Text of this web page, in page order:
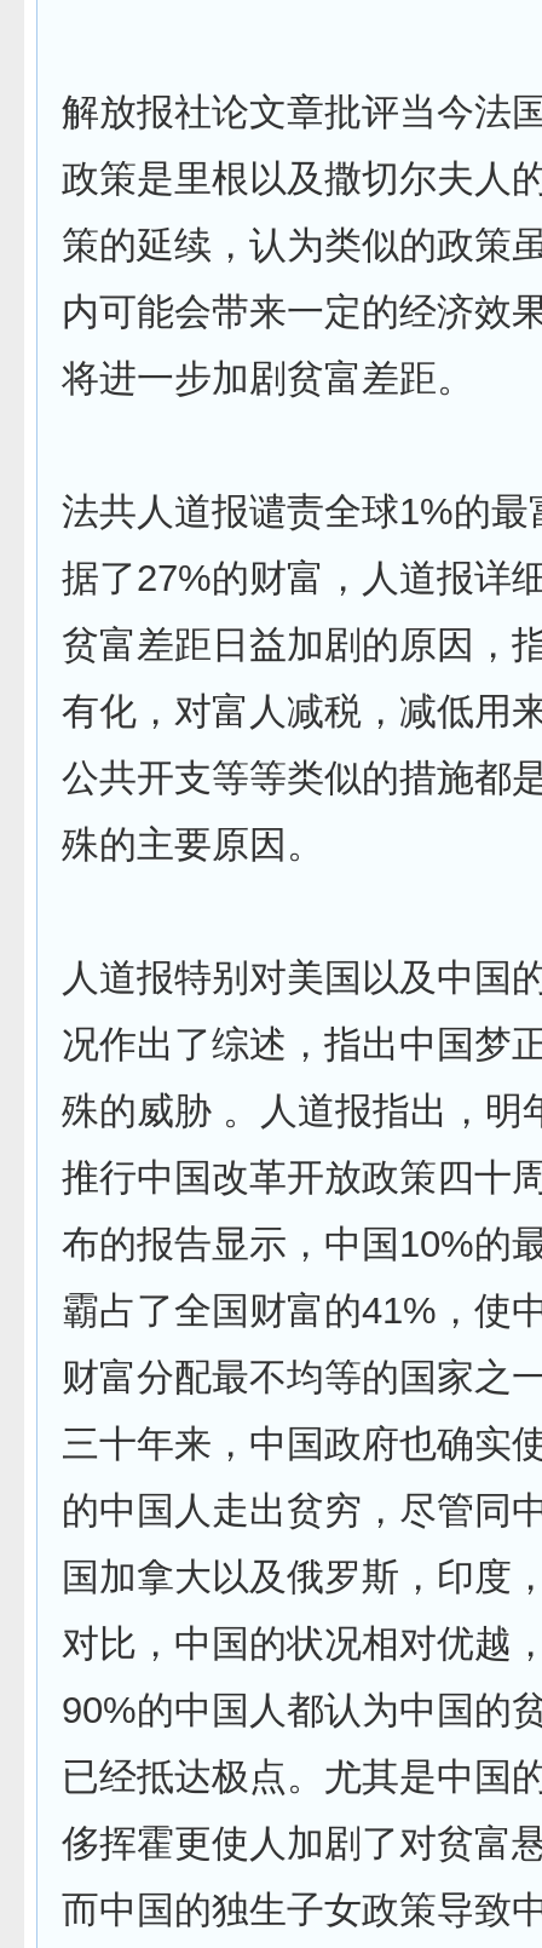
解放报社论文章批评当今法
政策是里根以及撒切尔夫人
策的延续，认为类似的政策
内可能会带来一定的经济效
将进一步加剧贫富差距。
法共人道报谴责全球1%的最
据了27%的财富，人道报详
贫富差距日益加剧的原因，
有化，对富人减税，减低用
公共开支等等类似的措施都
殊的主要原因。
人道报特别对美国以及中国
况作出了综述，指出中国梦
殊的威胁 。人道报指出，明
推行中国改革开放政策四十
布的报告显示，中国10%的
霸占了全国财富的41%，使
财富分配最不均等的国家之
三十年来，中国政府也确实
的中国人走出贫穷，尽管同
国加拿大以及俄罗斯，印度
对比，中国的状况相对优越
90%的中国人都认为中国的
已经抵达极点。尤其是中国
侈挥霍更使人加剧了对贫富
而中国的独生子女政策导致